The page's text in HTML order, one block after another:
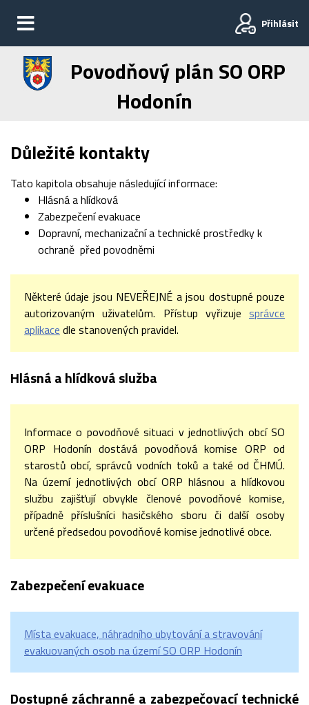
Přihlásit
Povodňový plán SO ORP
Hodonín
Důležité kontakty
Tato kapitola obsahuje následující informace:
Hlásná a hlídková
Zabezpečení evakuace
Dopravní, mechanizační a technické prostředky k
ochraně před povodněmi
Některé údaje jsou NEVEŘEJNÉ a jsou dostupné pouze
autorizovaným uživatelům. Přístup vyřizuje správce
aplikace dle stanovených pravidel.
Hlásná a hlídková služba
Informace o povodňové situaci v jednotlivých obcí SO
ORP Hodonín dostává povodňová komise ORP od
starostů obcí, správců vodních toků a také od ČHMÚ.
Na území jednotlivých obcí ORP hlásnou a hlídkovou
službu zajišťují obvykle členové povodňové komise,
případně příslušníci hasičského sboru či další osoby
určené předsedou povodňové komise jednotlivé obce.
Zabezpečení evakuace
Místa evakuace, náhradního ubytování a stravování
evakuovaných osob na území SO ORP Hodonín
Dostupné záchranné a zabezpečovací technické